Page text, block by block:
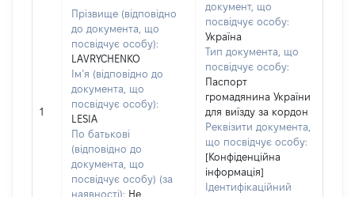
1
Прізвище (відповідно
до документа, що
посвідчує особу):
LAVRYCHENKO
Ім’я (відповідно до
документа, що
посвідчує особу):
LESIA
По батькові
(відповідно до
документа, що
посвідчує особу) (за
наявності): Не
документ, що
посвідчує особу:
Україна
Тип документа, що
посвідчує особу:
Паспорт
громадянина України
для виїзду за кордон
Реквізити документа,
що посвідчує особу:
[Конфіденційна
інформація]
Ідентифікаційний